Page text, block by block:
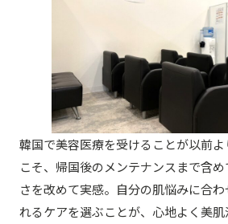
韓国で美容医療を受けることが以前
こそ、帰国後のメンテナンスまで含
さを改めて実感。自分の肌悩みに合
れるケアを選ぶことが、心地よく美